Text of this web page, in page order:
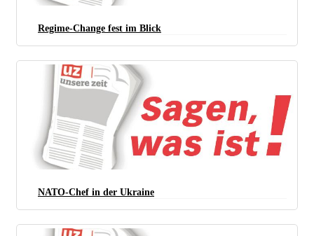
Regime-Change fest im Blick
NATO-Chef in der Ukraine